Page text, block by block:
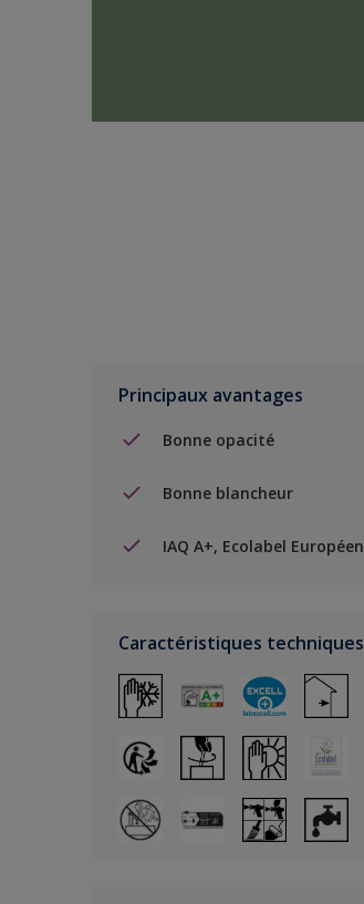
Principaux avantages
Bonne opacité
Bonne blancheur
IAQ A+, Ecolabel Européen
Caractéristiques techniques